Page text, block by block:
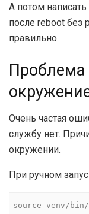
А потом написать
после reboot без
правильно.
Очень частая
службу нет.
окружении.
При ручном
source venv/